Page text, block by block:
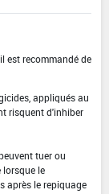
est recommandé de
appliqués au
risquent d'inhiber
tuer ou
lorsque le
après le repiquage